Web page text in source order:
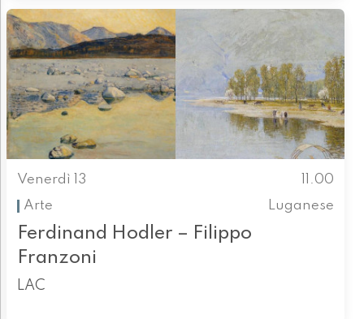
Venerdì 13
11.00
Arte
Luganese
Ferdinand Hodler – Filippo
Franzoni
LAC